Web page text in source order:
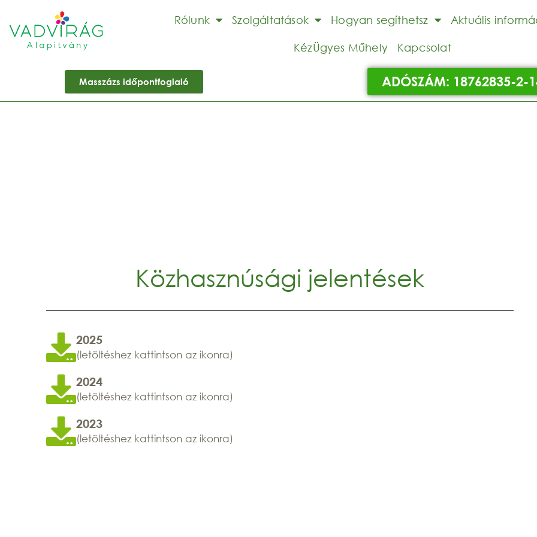
Rólunk Szolgáltatások Hogyan segíthetsz Aktuális
KézÜgyes Műhely Kapcsolat
Masszázs időpontfoglaló ADÓSZÁM: 18762835-2-
Közhasznúsági jelentések
2025
(letöltéshez kattintson az ikonra)
2024
(letöltéshez kattintson az ikonra)
2023
(letöltéshez kattintson az ikonra)